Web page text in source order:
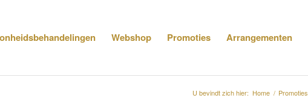
Webshop Promoties Arrangementen
U bevindt zich hier: Home / Promoties